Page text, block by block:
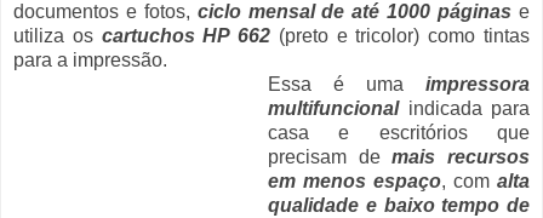
documentos e fotos, ciclo mensal de até 1000 páginas e
utiliza os cartuchos HP 662 (preto e tricolor) como tintas
para a impressão.
Essa é uma impressora
multifuncionalindicada para
casa e escritórios que
precisam demais recursos
em menos espaço, com alta
qualidade e baixo tempo de